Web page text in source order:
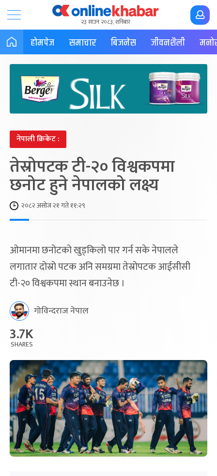
२३ साउन २०८३, शनिबार
होमपेज समाचार बिजनेस जीवनशैली
नेपाली क्रिकेट :
तेस्रोपटक टी-२० विश्वकपमा
छनोट हुने नेपालको लक्ष्य
२०८२ असोज २१ गते ११:२९
ओमानमा छनोटको खुड्किलो पार गर्न सके नेपालले
लगातार दोस्रो पटक अनि समग्रमा तेस्रोपटक आईसीसी
टी-२० विश्वकपमा स्थान बनाउनेछ ।
गोविन्दराज नेपाल
3.7K
SHARES